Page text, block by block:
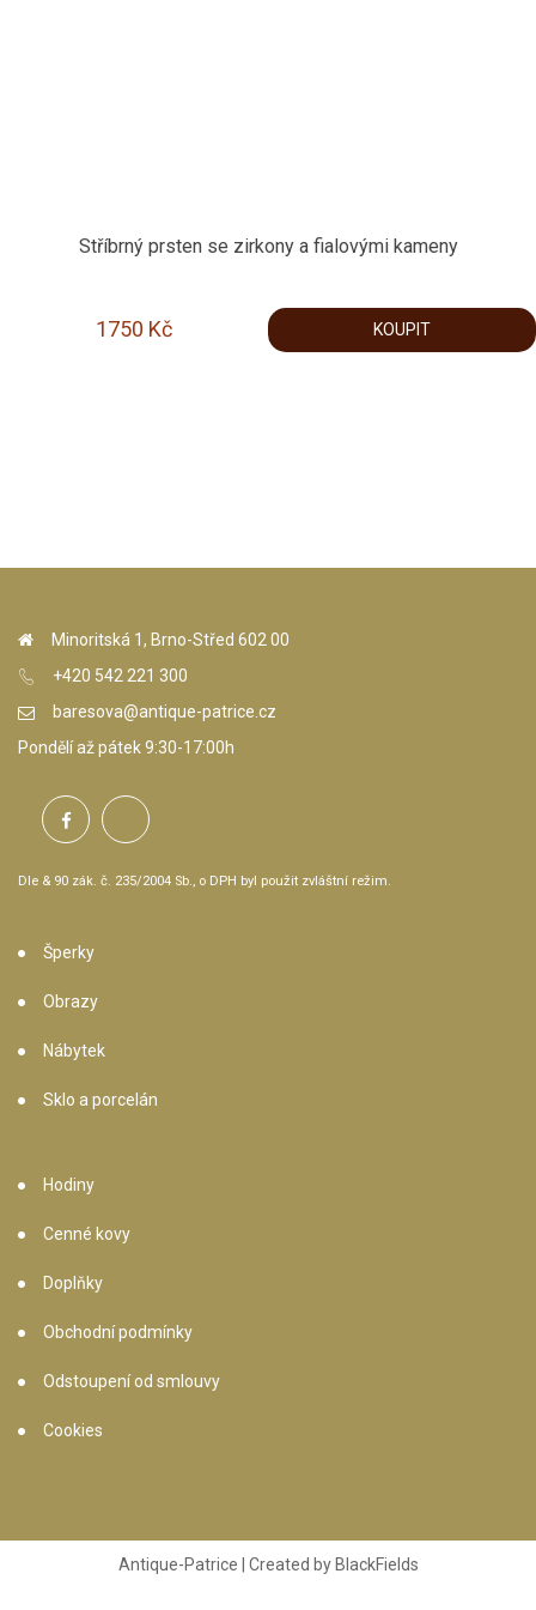
Stříbrný prsten se zirkony a fialovými kameny
1750 Kč KOUPIT
Minoritská 1, Brno-Střed 602 00
+420 542 221 300
baresova@antique-patrice.cz
Pondělí až pátek 9:30-17:00h
Dle & 90 zák. č. 235/2004 Sb., o DPH byl použit zvláštní režim.
Šperky
Obrazy
Nábytek
Sklo a porcelán
Hodiny
Cenné kovy
Doplňky
Obchodní podmínky
Odstoupení od smlouvy
Cookies
Antique-Patrice | Created by BlackFields